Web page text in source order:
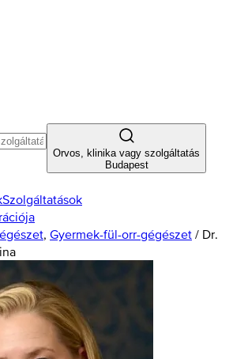
Orvos, klinika vagy szolgáltatás
Budapest
Szolgáltatások
, Gyermek-fül-orr-gégészet / Dr.